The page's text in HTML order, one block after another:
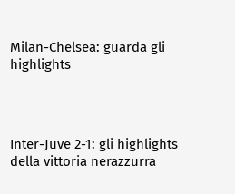
Milan-Chelsea: guarda gli
highlights
Inter-Juve 2-1: gli highlights
della vittoria nerazzurra